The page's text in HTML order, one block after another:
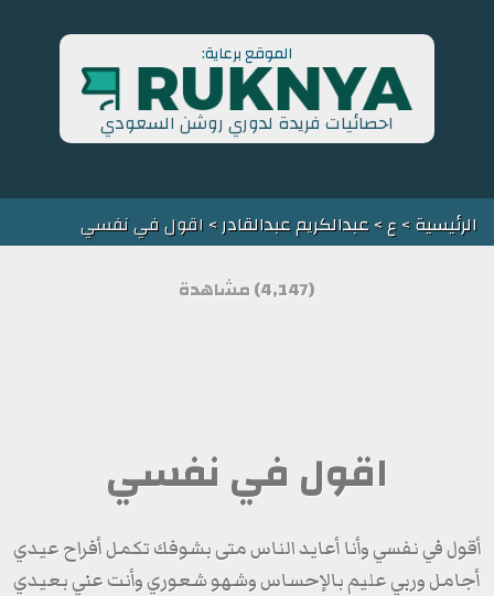
الموقع برعاية:
احصائيات فريدة لدوري روشن السعودي
الرئيسية>ع>عبدالكريم عبدالقادر> اقول في نفسي
(4,147) مشاهدة
اقول في نفسي
أقول في نفسي وأنا أعايد الناس متى بشوفك تكمل أفراح عيدي
أجامل وربي عليمٍ بالإحساس وشهو شعوري وأنت عني بعيدي